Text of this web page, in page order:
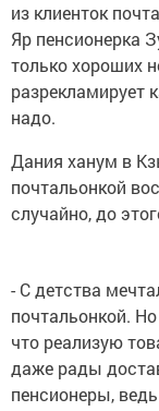
из клиенток
Яр пенсионерка
только хороших
разрекламирует
надо.
Дания ханум в
почтальонкой
случайно, до
- С детства
почтальонкой.
что реализую
даже рады
пенсионеры,